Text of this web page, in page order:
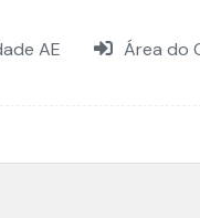
AE Área do